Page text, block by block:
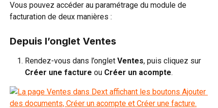
Vous pouvez accéder au paramétrage du module de
facturation de deux manières :
Depuis l’onglet Ventes
Rendez-vous dans l’onglet Ventes, puis cliquez sur
Créer une facture ou Créer un acompte.